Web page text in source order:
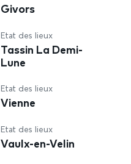
Givors
Etat des lieux
Tassin La Demi-
Lune
Etat des lieux
Vienne
Etat des lieux
Vaulx-en-Velin